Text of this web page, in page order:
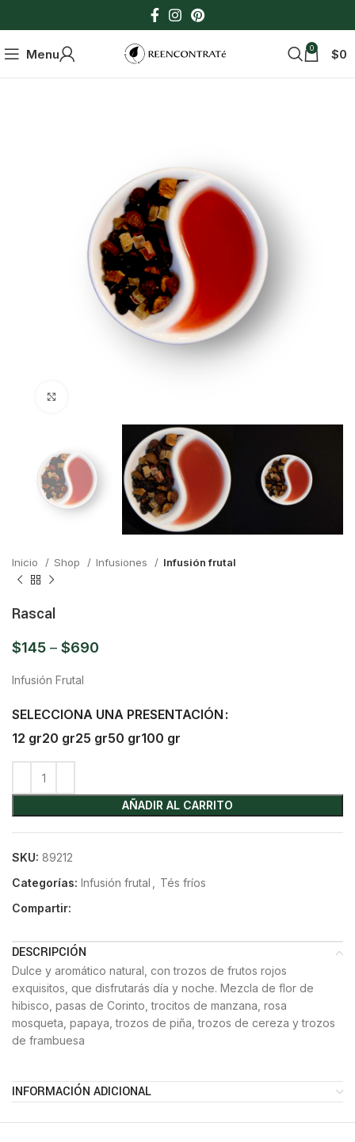
Menu 0 $0
Inicio Shop Infusiones Infusión frutal
Rascal
$145 – $690
Infusión Frutal
SELECCIONA UNA PRESENTACIÓN
12 gr20 gr25 gr50 gr100 gr
AÑADIR AL CARRITO
SKU: 89212
Categorías: Infusión frutal
Tés fríos
Compartir:
DESCRIPCIÓN
Dulce y aromático natural, con trozos de frutos rojos
exquisitos, que disfrutarás día y noche. Mezcla de flor de
hibisco, pasas de Corinto, trocitos de manzana, rosa
mosqueta, papaya, trozos de piña, trozos de cereza y trozos
de frambuesa
INFORMACIÓN ADICIONAL